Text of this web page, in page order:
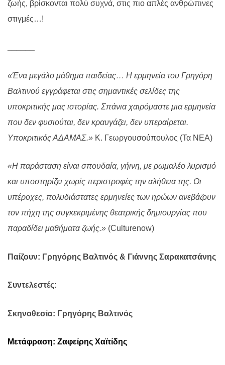
ζωής, βρίσκονται πολύ συχνά, στις πιο απλές ανθρώπινες
στιγμές…!
«Ένα μεγάλο μάθημα παιδείας… Η ερμηνεία του Γρηγόρη
Βαλτινού εγγράφεται στις σημαντικές σελίδες της
υποκριτικής μας ιστορίας. Σπάνια χαιρόμαστε μια ερμηνεία
που δεν φυσιούται, δεν κραυγάζει, δεν υπεραίρεται.
Υποκριτικός ΑΔΑΜΑΣ.» Κ. Γεωργουσούπουλος (Τα ΝΕΑ)
«Η παράσταση είναι σπουδαία, γήινη, με ρωμαλέο λυρισμό
και υποστηρίζει χωρίς περιστροφές την αλήθεια της. Οι
υπέροχες, πολυδιάστατες ερμηνείες των ηρώων ανεβάζουν
τον πήχη της συγκεκριμένης θεατρικής δημιουργίας που
παραδίδει μαθήματα ζωής.» (Culturenow)
Παίζουν: Γρηγόρης Βαλτινός & Γιάννης Σαρακατσάνης
Συντελεστές:
Σκηνοθεσία: Γρηγόρης Βαλτινός
Μετάφραση: Ζαφείρης Χαϊτίδης